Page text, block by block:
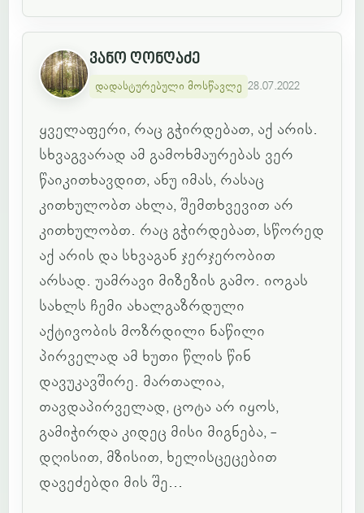
ვანო ღონღაძე
დადასტურებული მოსწავლე 28.07.2022
ყველაფერი, რაც გჭირდებათ, აქ არის.
სხვაგვარად ამ გამოხმაურებას ვერ
წაიკითხავდით, ანუ იმას, რასაც
კითხულობთ ახლა, შემთხვევით არ
კითხულობთ. რაც გჭირდებათ, სწორედ
აქ არის და სხვაგან ჯერჯერობით
არსად. უამრავი მიზეზის გამო. იოგას
სახლს ჩემი ახალგაზრდული
აქტივობის მოზრდილი ნაწილი
პირველად ამ ხუთი წლის წინ
დავუკავშირე. მართალია,
თავდაპირველად, ცოტა არ იყოს,
გამიჭირდა კიდეც მისი მიგნება, -
დღისით, მზისით, ხელისცეცებით
დავეძებდი მის შე...